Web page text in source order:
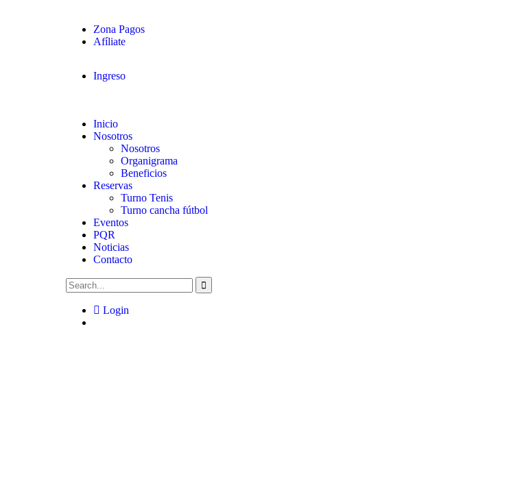
Zona Pagos
Afíliate
Ingreso
Inicio
Nosotros
Nosotros
Organigrama
Beneficios
Reservas
Turno Tenis
Turno cancha fútbol
Eventos
PQR
Noticias
Contacto
Login